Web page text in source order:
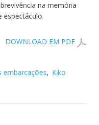
na memória
espectáculo.
DOWNLOAD EM PDF
embarcações, Kiko